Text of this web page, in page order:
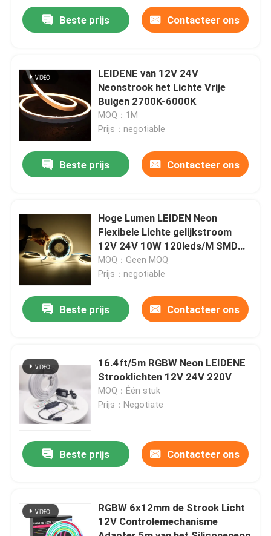
Producten
Videos
Over ons
Kwaliteitscontrole
Contacteer ons
nieuws
Van de LEIDENE het Licht Neonstrook
Beste prijs Contacteer ons
LEIDENE van 12V 24V
Neonstrook het Lichte Vrije
Buigen 2700K-6000K
MOQ：1M
Prijs：negotiable
Beste prijs Contacteer ons
Hoge Lumen LEIDEN Neon
Flexibele Lichte gelijkstroom
12V 24V 10W 120leds/M SMD
2835
MOQ：Geen MOQ
Prijs：negotiable
Beste prijs Contacteer ons
16.4ft/5m RGBW Neon LEIDENE
Strooklichten 12V 24V 220V
MOQ：Één stuk
Prijs：Negotiate
Beste prijs Contacteer ons
RGBW 6x12mm de Strook Licht
12V Controlemechanisme